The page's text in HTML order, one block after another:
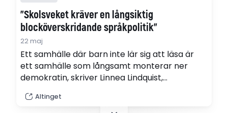
"Skolsveket kräver en långsiktig
blocköverskridande språkpolitik"
22 maj
Ett samhälle där barn inte lär sig att läsa är
ett samhälle som långsamt monterar ner
demokratin, skriver Linnea Lindquist,
Altinget